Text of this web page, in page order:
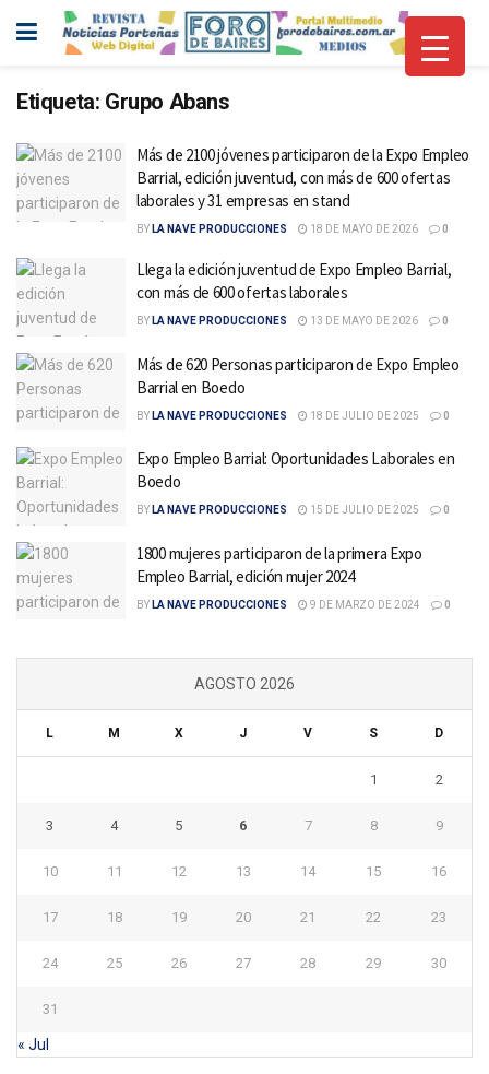
Etiqueta: Grupo Abans
Más de 2100 jóvenes participaron de la Expo Empleo
Barrial, edición juventud, con más de 600 ofertas
laborales y 31 empresas en stand
BY LA NAVE PRODUCCIONES 18 DE MAYO DE 2026 0
Llega la edición juventud de Expo Empleo Barrial,
con más de 600 ofertas laborales
BY LA NAVE PRODUCCIONES 13 DE MAYO DE 2026 0
Más de 620 Personas participaron de Expo Empleo
Barrial en Boedo
BY LA NAVE PRODUCCIONES 18 DE JULIO DE 2025 0
Expo Empleo Barrial: Oportunidades Laborales en
Boedo
BY LA NAVE PRODUCCIONES 15 DE JULIO DE 2025 0
1800 mujeres participaron de la primera Expo
Empleo Barrial, edición mujer 2024
BY LA NAVE PRODUCCIONES 9 DE MARZO DE 2024 0
AGOSTO 2026
L M X J V S D
1 2
3 4 5 6 7 8 9
10 11 12 13 14 15 16
17 18 19 20 21 22 23
24 25 26 27 28 29 30
31
« Jul